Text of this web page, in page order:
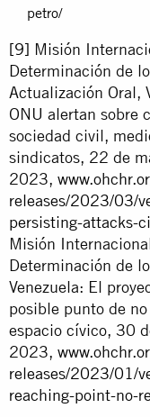
petro/
[9] Misión
Determinación de
Actualización Oral,
ONU alertan sobre
sociedad civil,
sindicatos, 22 de
2023,
releases/2023/03/
persisting-attacks-
Misión
Determinación de
Venezuela: El
posible punto de
espacio cívico, 30
2023,
releases/2023/01/
reaching-point-no-